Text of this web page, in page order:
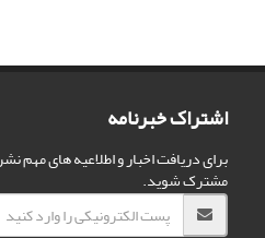
اشتراک خبرنامه
برای دریافت اخبار و اطلاعیه های مهم
مشترک شوید.